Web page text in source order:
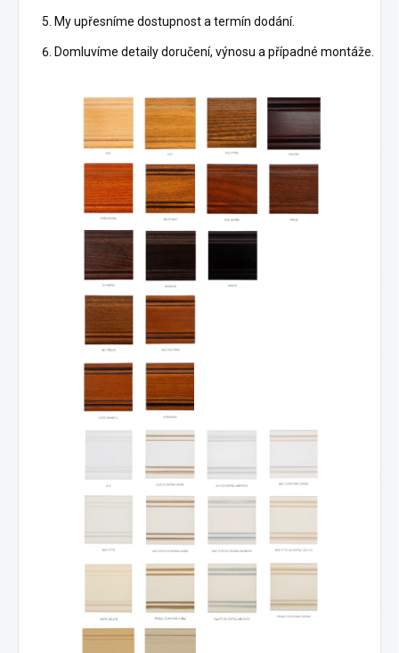
My upřesníme dostupnost a termín dodání.
Domluvíme detaily doručení, výnosu a případné montáže.